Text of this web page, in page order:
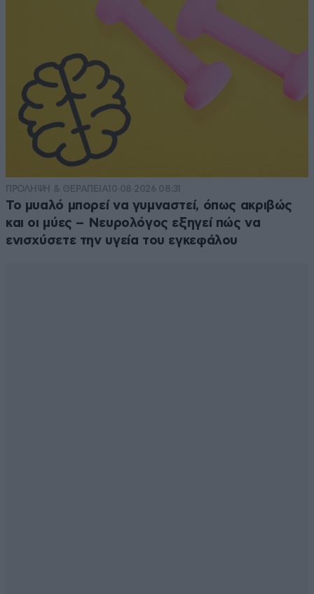
ΠΡΟΛΗΨΗ & ΘΕΡΑΠΕΙΑ10·08·2026 08:31
Το μυαλό μπορεί να γυμναστεί, όπως ακριβώς
και οι μύες – Νευρολόγος εξηγεί πώς να
ενισχύσετε την υγεία του εγκεφάλου